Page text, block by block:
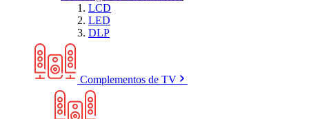
LCD
LED
DLP
Complementos de TV